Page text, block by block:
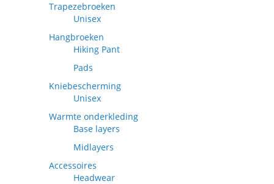
Trapezebroeken
Unisex
Hangbroeken
Hiking Pant
Pads
Kniebescherming
Unisex
Warmte onderkleding
Base layers
Midlayers
Accessoires
Headwear